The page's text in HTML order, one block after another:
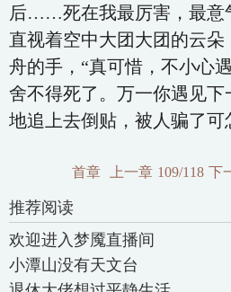
后……死在我最厉害，最意
直视着空中大团大团的云朵
舟的手，“真可惜，不小心
舍不得死了。万一你遇见
地追上去倒贴，被人骗了可
首章 上一章 109/118 下
推荐阅读
欢迎进入梦魇直播间
小潭山没有天文台